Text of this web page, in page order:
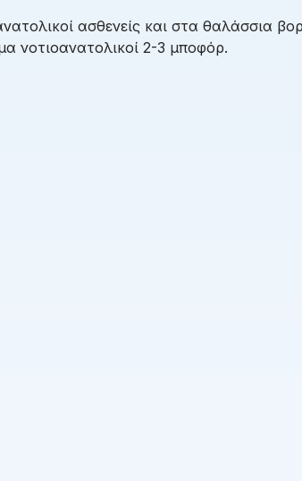
ασθενείς και στα θαλάσσια
νοτιοανατολικοί 2-3 μποφόρ.